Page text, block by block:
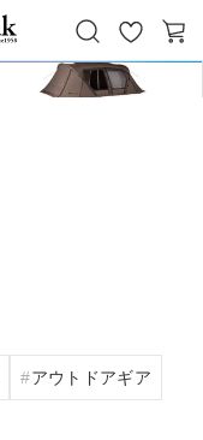
お
気
カ
アウトドアギア